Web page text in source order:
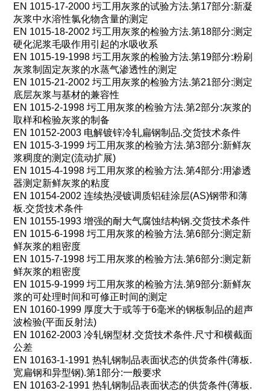
EN 1015-17-2000圬工用灰浆的试验方法.第17部分:新凝
灰浆中水溶性氯化物含量的测定
EN 1015-18-2002圬工用灰浆的检验方法.第18部分:测定
硬化泥浆毛吸作用引起的水吸收系
EN 1015-19-1998圬工用灰浆的检验方法.第19部分:粉刷
灰浆制固定灰浆的水蒸气渗透性的测定
EN 1015-21-2002圬工用灰浆的检验方法.第21部分:测定
底层灰浆与基材的兼容性
EN 1015-2-1998圬工用灰浆的检验方法.第2部分:灰浆的
取样和检验灰浆的制备
EN 10152-2003 电解镀锌冷轧扁钢制品.交货技术条件
EN 1015-3-1999圬工用灰浆的检验方法.第3部分:新鲜灰
浆稠度的测定(流动扩展)
EN 1015-4-1998圬工用灰浆的检验方法.第4部分:用渗透
器测定新鲜灰浆的粘度
EN 10154-2002连续热浸镀调质铝硅涂层(AS)钢带和薄
板.交货技术条件
EN 10155-1993增强的耐大气腐蚀结构钢.交货技术条件
EN 1015-6-1998圬工用灰浆的检验方法.第6部分:测定新
鲜灰浆的粗密度
EN 1015-7-1998圬工用灰浆的检验方法.第6部分:测定新
鲜灰浆的粗密度
EN 1015-9-1999圬工用灰浆的检验方法.第9部分:新鲜灰
浆的可处理时间和可修正时间的测定
EN 10160-1999 厚度大于或等于6毫米的钢板制品的超声
波检验(平面反射法)
EN 10162-2003冷轧钢型材.交货技术条件.尺寸和横截面
公差
EN 10163-1-1991热轧钢制品表面状态的供货条件(薄板.
宽扁钢和异型钢).第1部分:一般要求
EN 10163-2-1991热轧钢制品表面状态的供货条件(薄板.